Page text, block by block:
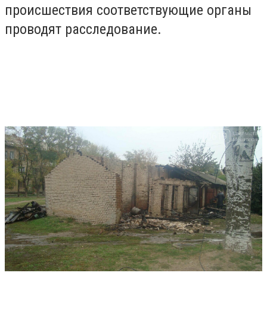
происшествия соответствующие органы
проводят расследование.